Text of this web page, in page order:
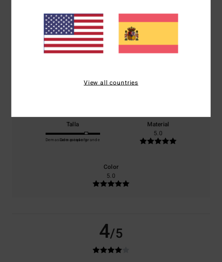
4.0/5
basado en1 reseñas verificadasdesde junio 2026
El 0% de nuestros clientes recomiendan este producto
Relación calidad-precio
Talla
Demasiado pequeño
Demasiado grande
Material
5.0
Color
5.0
4/5
View all countries